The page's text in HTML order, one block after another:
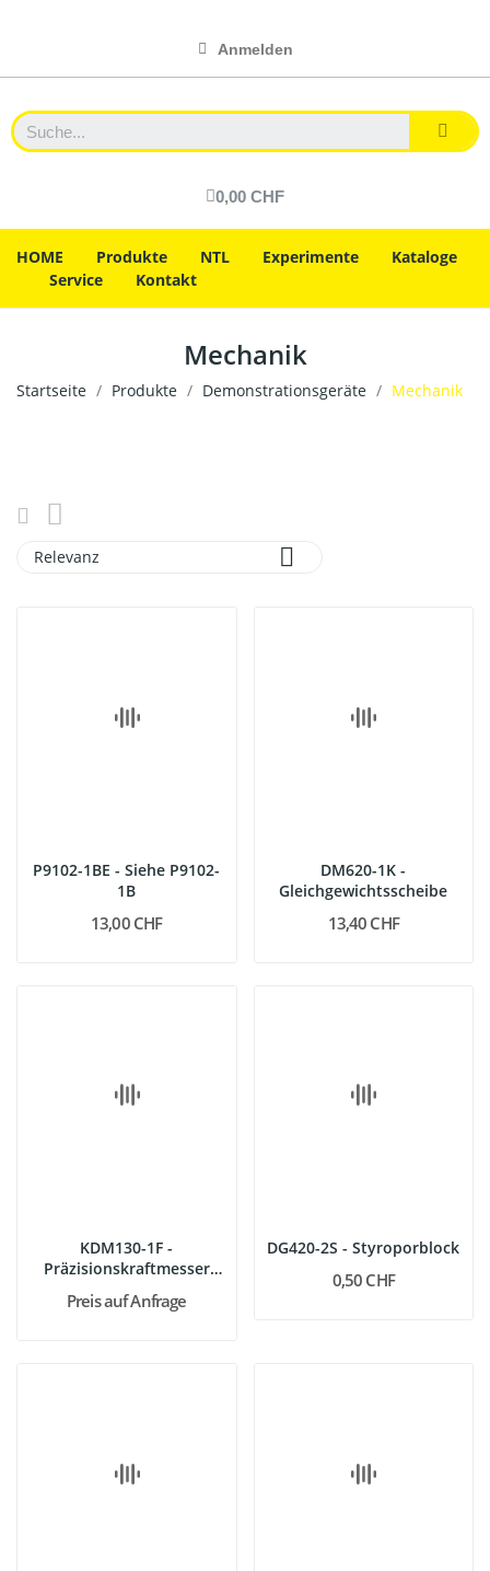
Anmelden
0,00 CHF
HOME Produkte NTL Experimente
Kataloge
Service
Kontakt
Mechanik
Startseite Produkte Demonstrationsgeräte Mechanik
Relevanz 
P9102-1BE - Siehe P9102-
1B
13,00 CHF
DM620-1K -
Gleichgewichtsscheibe
13,40 CHF
KDM130-1F -
Präzisionskraftmesser
100 N, schwarz
Preis auf Anfrage
DG420-2S - Styroporblock
0,50 CHF